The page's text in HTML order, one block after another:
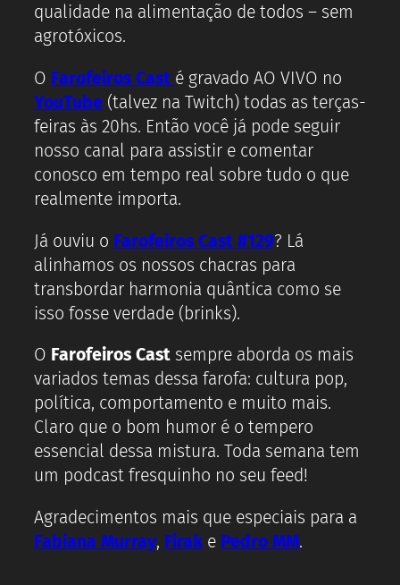
qualidade na alimentação de todos – sem
agrotóxicos.
O Farofeiros Cast é gravado AO VIVO no
YouTube(talvez na Twitch) todas as terças-
feiras às 20hs. Então você já pode seguir
nosso canal para assistir e comentar
conosco em tempo real sobre tudo o que
realmente importa.
Já ouviu o Farofeiros Cast #129? Lá
alinhamos os nossos chacras para
transbordar harmonia quântica como se
isso fosse verdade (brinks).
O Farofeiros Castsempre aborda os mais
variados temas dessa farofa: cultura pop,
política, comportamento e muito mais.
Claro que o bom humor é o tempero
essencial dessa mistura. Toda semana tem
um podcast fresquinho no seu feed!
Agradecimentos mais que especiais para a
Fabiana Murray, Firake Pedro MM.